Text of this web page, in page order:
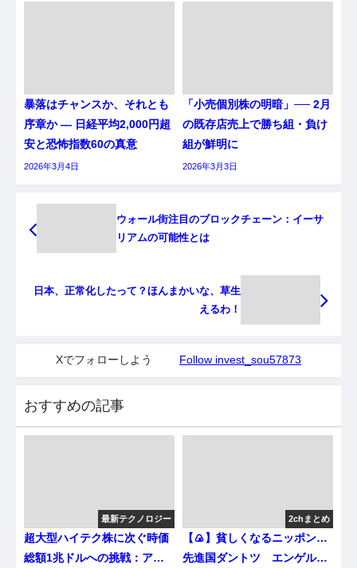
暴落はチャンスか、それとも
序章か ― 日経平均2,000円超
安と恐怖指数60の真意
2026年3月4日
「小売個別株の明暗」── 2月
の既存店売上で勝ち組・負け
組が鮮明に
2026年3月3日
ウォール街注目のブロックチェーン：イーサ
リアムの可能性とは
日本、正常化したって？ほんまかいな、草生
えるわ！
Xでフォローしよう Follow invest_sou57873
おすすめの記事
最新テクノロジー
超大型ハイテク株に次ぐ時価
総額1兆ドルへの挑戦：アメ
2chまとめ
【🍙】貧しくなるニッポン…
先進国ダントツ エンゲル係